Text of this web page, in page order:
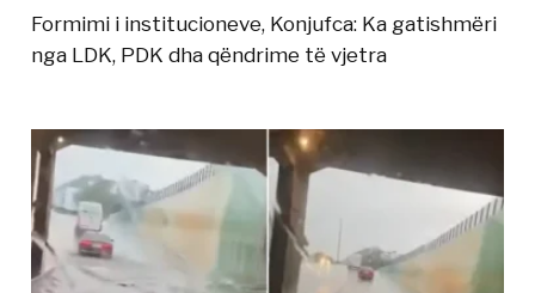
Formimi i institucioneve, Konjufca: Ka gatishmëri
nga LDK, PDK dha qëndrime të vjetra